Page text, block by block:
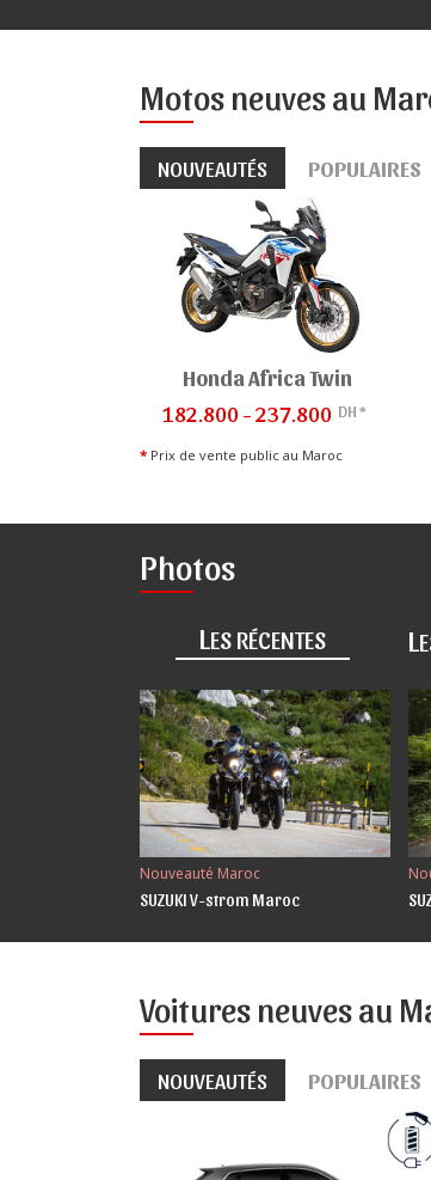
Motos neuves au
NOUVEAUTÉS POPULAIRES
Honda Africa Twin
182.800 - 237.800 DH *
* Prix de vente public au Maroc
Photos
L ES RÉCENTES L
Nouveauté Maroc
SUZUKI V-strom Maroc
Voitures neuves au
NOUVEAUTÉS POPULAIRES